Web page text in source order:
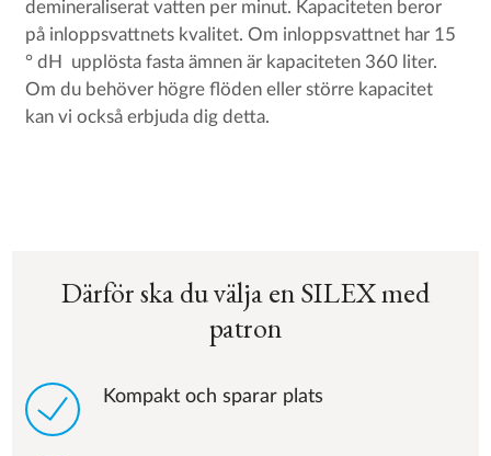
demineraliserat vatten per minut. Kapaciteten beror
på inloppsvattnets kvalitet. Om inloppsvattnet har 15
° dH upplösta fasta ämnen är kapaciteten 360 liter.
Om du behöver högre flöden eller större kapacitet
kan vi också erbjuda dig detta.
Därför ska du välja en SILEX med
patron
Kompakt och sparar plats